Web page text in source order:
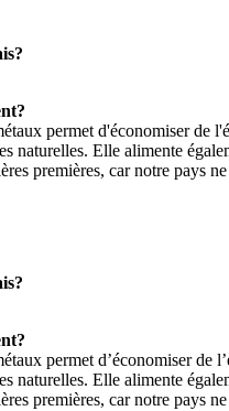
permet d'économiser de
naturelles. Elle alimente
premières, car notre pays
permet d’économiser de
naturelles. Elle alimente
premières, car notre pays